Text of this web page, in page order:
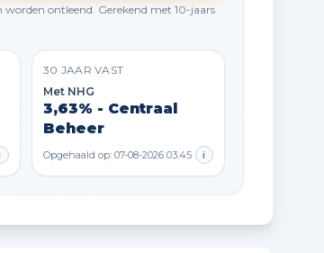
ontleend. Gerekend met 10-jaars
30 JAAR VAST
Met NHG
3,63% - Centraal
Beheer
Opgehaald op: 07-08-2026 03:45 i